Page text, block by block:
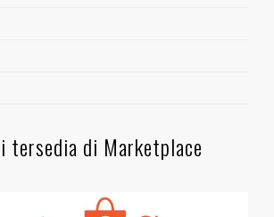
tersedia di Marketplace